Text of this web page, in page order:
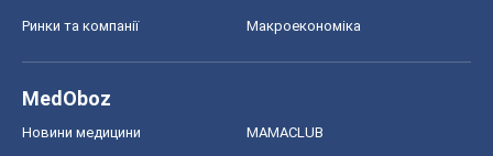
Ринки та компанії Макроекономіка
MedOboz
Новини медицини MAMACLUB